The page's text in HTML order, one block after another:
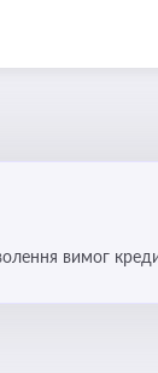
вимог